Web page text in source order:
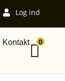
Log ind
Kontakt 0